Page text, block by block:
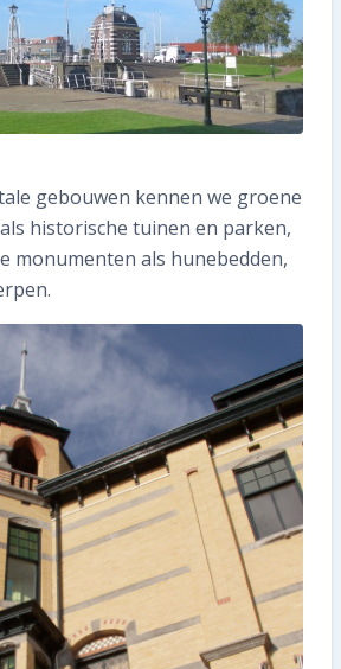
gebouwen kennen we groene
historische tuinen en parken,
monumenten als hunebedden,